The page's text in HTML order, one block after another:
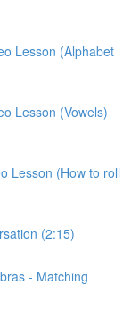
Lesson (Alphabet
Lesson (Vowels)
Lesson (How to roll
(2:15)
- Matching